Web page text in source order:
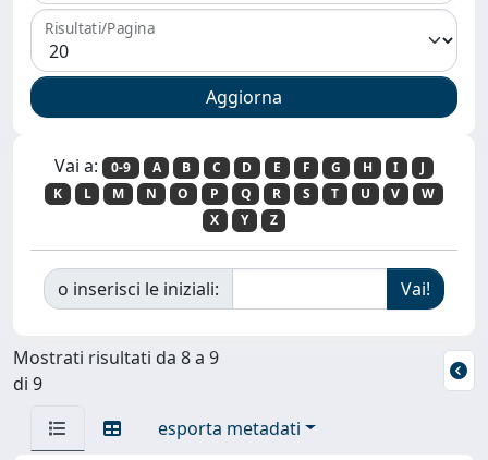
Risultati/Pagina
Vai a: 0-9 A B C D E F G H I
J
K
L M N O P Q R S T U V
W
X
Y Z
o inserisci le iniziali:
Mostrati risultati da 8 a 9
di 9
esporta metadati